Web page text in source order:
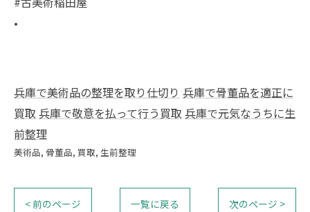
•
兵庫で美術品の整理を取り仕切り 兵庫で骨董品を適正に
買取 兵庫で敬意を払って行う買取 兵庫で元気なうちに生
前整理
美術品 骨董品 買取 生前整理
< 前のページ 一覧に戻る 次のページ >